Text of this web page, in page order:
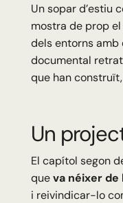
Un sopar d’estiu
mostra de prop
dels entorns amb
documental
que han
Un
El capítol segon
queva néixer de
i reivindicar-lo